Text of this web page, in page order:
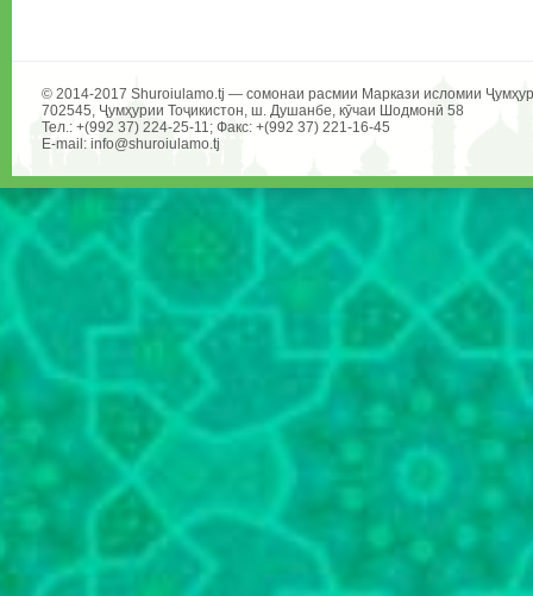
© 2014-2017 Shuroiulamo.tj — сомонаи расмии Маркази исломии
702545, Ҷумҳурии Тоҷикистон, ш. Душанбе, кӯчаи Шодмонӣ 58
Тел.: +(992 37) 224-25-11; Факс: +(992 37) 221-16-45
E-mail: info@shuroiulamo.tj